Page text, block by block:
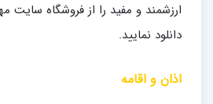
ارزشمند و مفید را از فروشگاه سایت
دانلود نمایید.
اذان و اقامه